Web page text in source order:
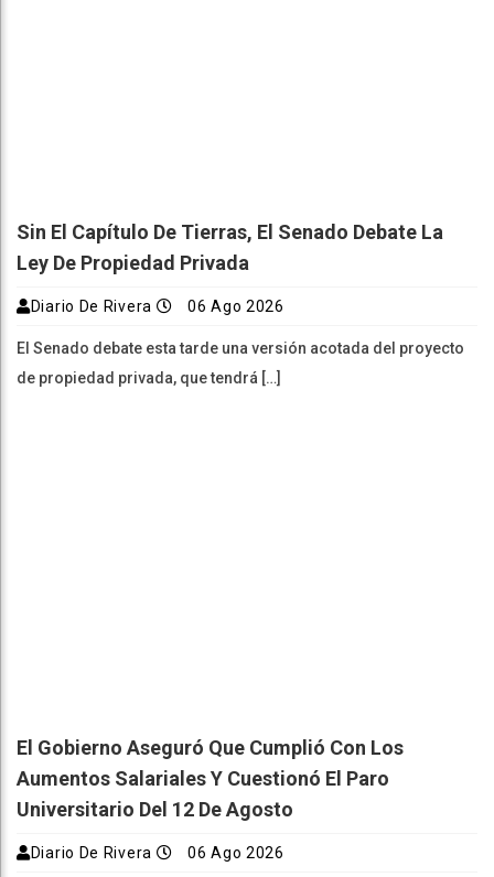
Sin El Capítulo De Tierras, El Senado Debate La
Ley De Propiedad Privada
Diario De Rivera 06 Ago 2026
El Senado debate esta tarde una versión acotada del proyecto
de propiedad privada, que tendrá […]
El Gobierno Aseguró Que Cumplió Con Los
Aumentos Salariales Y Cuestionó El Paro
Universitario Del 12 De Agosto
Diario De Rivera 06 Ago 2026